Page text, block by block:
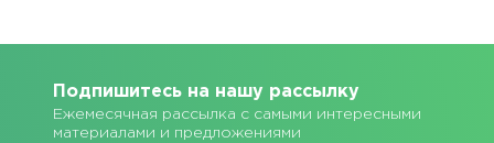
Подпишитесь на нашу рассылку
Ежемесячная рассылка с самыми интересными
материалами и предложениями